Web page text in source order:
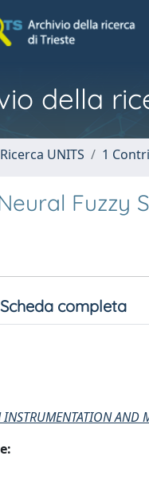
della
UNITS 1
Fuzzy
Scheda completa
AND